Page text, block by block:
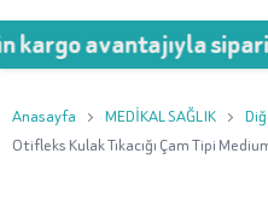
avantajıyla sipariş ver!
Anasayfa MEDİKAL SAĞLIK
Otifleks Kulak Tıkacığı Çam Tipi